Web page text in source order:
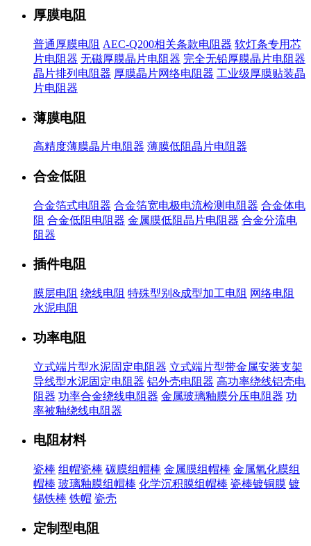
厚膜电阻
普通厚膜电阻 AEC-Q200相关条款电阻器 软灯条专用芯
片电阻器 无磁厚膜晶片电阻器 完全无铅厚膜晶片电阻器
晶片排列电阻器 厚膜晶片网络电阻器 工业级厚膜贴装晶
片电阻器
薄膜电阻
高精度薄膜晶片电阻器 薄膜低阻晶片电阻器
合金低阻
合金箔式电阻器 合金箔宽电极电流检测电阻器 合金体电
阻 合金低阻电阻器 金属膜低阻晶片电阻器 合金分流电
阻器
插件电阻
膜层电阻 绕线电阻 特殊型别&成型加工电阻 网络电阻
水泥电阻
功率电阻
立式端片型水泥固定电阻器 立式端片型带金属安装支架
导线型水泥固定电阻器 铝外壳电阻器 高功率绕线铝壳电
阻器 功率合金绕线电阻器 金属玻璃釉膜分压电阻器 功
率被釉绕线电阻器
电阻材料
瓷棒 组帽瓷棒 碳膜组帽棒 金属膜组帽棒 金属氧化膜组
帽棒 玻璃釉膜组帽棒 化学沉积膜组帽棒 瓷棒镀铜膜 镀
锡铁棒 铁帽 瓷壳
定制型电阻